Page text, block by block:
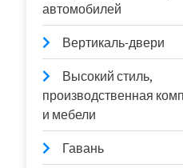
автомобилей
Вертикаль-двери
Высокий стиль,
производственная
и мебели
Гавань